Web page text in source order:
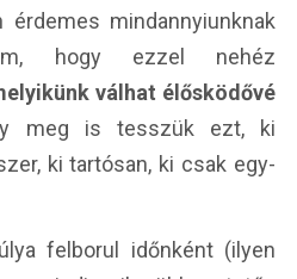
érdemes mindannyiunknak
hogy ezzel nehéz
válhat élősködővé
meg is tesszük ezt, ki
ki tartósan, ki csak egy-
felborul időnként (ilyen